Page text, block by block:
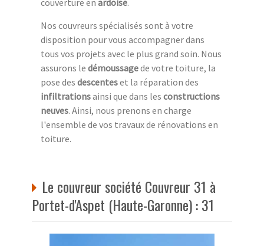
Nos couvreurs spécialisés sont à votre
disposition pour vous accompagner dans
tous vos projets avec le plus grand soin. Nous
assurons le démoussagede votre toiture, la
pose des descenteset la réparation des
infiltrationsainsi que dans les constructions
neuves. Ainsi, nous prenons en charge
l'ensemble de vos travaux de rénovations en
toiture.
Le couvreur société Couvreur 31 à
Portet-d'Aspet (Haute-Garonne) : 31